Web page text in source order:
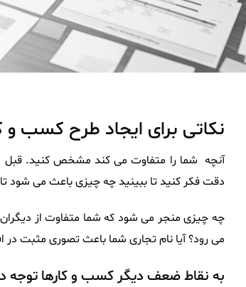
نکاتی برای ایجاد طرح کسب و
آنچه شما را متفاوت می کند مشخص کنید. قبل
دقت فکر کنید تا ببینید چه چیزی باعث می شود
چه چیزی منجر می شود که شما متفاوت از دیگران
می رود؟ آیا نام تجاری شما باعث تصوری مثبت در
به نقاط ضعف دیگر کسب و کارها توجه